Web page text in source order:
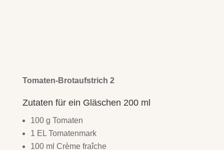
Tomaten-Brotaufstrich 2
Zutaten für ein Gläschen 200 ml
100 g Tomaten
1 EL Tomatenmark
100 ml Crème fraîche